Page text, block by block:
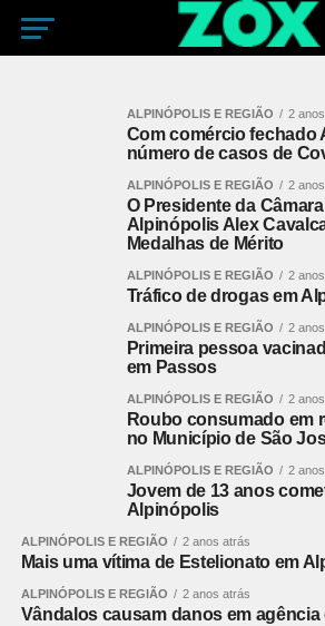
ALPINÓPOLIS E REGIÃO 2
Com comércio fechado
número de casos de
ALPINÓPOLIS E REGIÃO 2
O Presidente da
Alpinópolis Alex
Medalhas de Mérito
ALPINÓPOLIS E REGIÃO 2
Tráfico de drogas em
ALPINÓPOLIS E REGIÃO 2
Primeira pessoa
em Passos
ALPINÓPOLIS E REGIÃO 2
Roubo consumado em
no Município de São
ALPINÓPOLIS E REGIÃO 2
Jovem de 13 anos
Alpinópolis
ALPINÓPOLIS E REGIÃO 2 anos atrás
Mais uma vítima de Estelionato em
ALPINÓPOLIS E REGIÃO 2 anos atrás
Vândalos causam danos em